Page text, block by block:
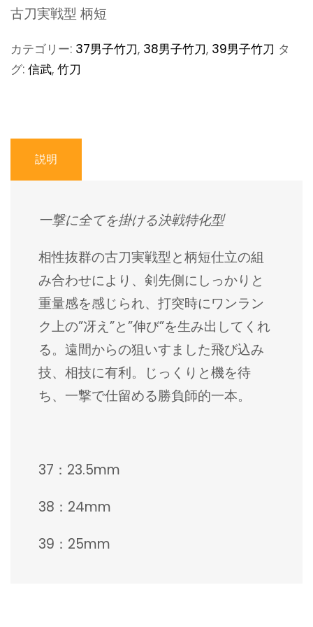
古刀実戦型 柄短
カテゴリー: 37男子竹刀, 38男子竹刀, 39男子竹刀 タ
グ: 信武, 竹刀
説明
一撃に全てを掛ける決戦特化型
相性抜群の古刀実戦型と柄短仕立の組
み合わせにより、剣先側にしっかりと
重量感を感じられ、打突時にワンラン
ク上の”冴え”と”伸び”を生み出してくれ
る。遠間からの狙いすました飛び込み
技、相技に有利。じっくりと機を待
ち、一撃で仕留める勝負師的一本。
37：23.5mm
38：24mm
39：25mm